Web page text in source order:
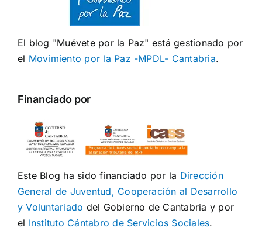
El blog "Muévete por la Paz" está gestionado por
el Movimiento por la Paz -MPDL- Cantabria.
Financiado por
Este Blog ha sido financiado por la Dirección
General de Juventud, Cooperación al Desarrollo
y Voluntariado del Gobierno de Cantabria y por
el Instituto Cántabro de Servicios Sociales.